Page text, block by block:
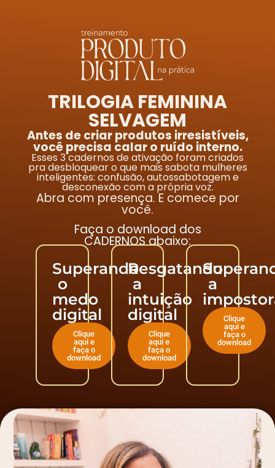
TRILOGIA FEMININA
SELVAGEM
Antes de criar produtos irresistíveis,
você precisa calar o ruído interno.
Esses 3 cadernos de ativação foram criados
pra desbloquear o que mais sabota mulheres
inteligentes: confusão, autossabotagem e
desconexão com a própria voz.
Abra com presença. E comece por
você.
Faça o download dos
CADERNOS abaixo:
Superando
o
medo
digital
Clique
aqui e
faça o
download
Resgatando
a
intuição
digital
Clique
aqui e
faça o
download
a
Clique
aqui e
faça o
download